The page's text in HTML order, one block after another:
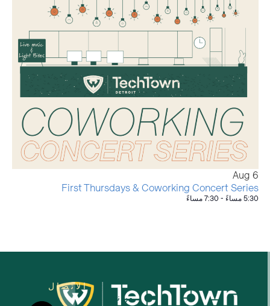
Aug
First Thursdays & Coworking Concert Series
5:30 مساءً -7:30 مساءً
من نحن
الاتصال